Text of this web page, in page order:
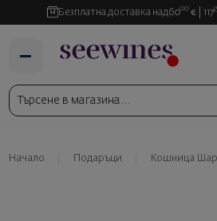
Безплатна доставка над6000 € 117
Начало Подаръци Кошница